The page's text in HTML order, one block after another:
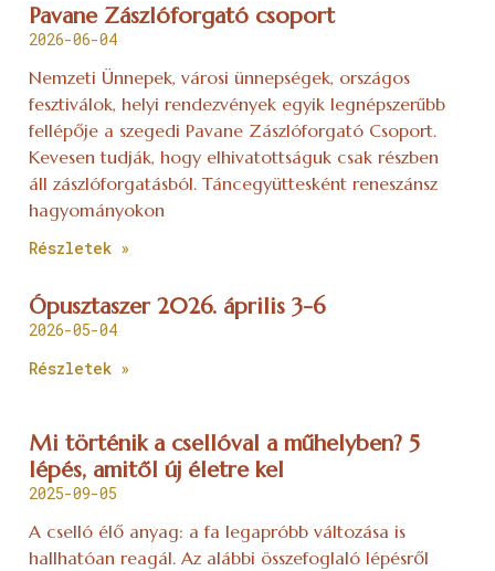
Pavane Zászlóforgató csoport
2026-06-04
Nemzeti Ünnepek, városi ünnepségek, országos
fesztiválok, helyi rendezvények egyik legnépszerűbb
fellépője a szegedi Pavane Zászlóforgató Csoport.
Kevesen tudják, hogy elhivatottságuk csak részben
áll zászlóforgatásból. Táncegyüttesként reneszánsz
hagyományokon
Részletek »
Ópusztaszer 2026. április 3-6
2026-05-04
Részletek »
Mi történik a csellóval a műhelyben? 5
lépés, amitől új életre kel
2025-09-05
A cselló élő anyag: a fa legapróbb változása is
hallhatóan reagál. Az alábbi összefoglaló lépésről